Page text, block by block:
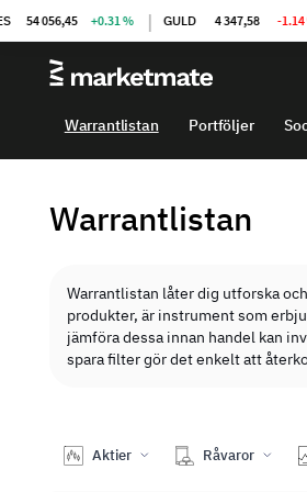
056,45 +0.31 % | GULD 4 347,58 -1.14 %
Warrantlistan Portföljer
Warrantlistan
Warrantlistan låter dig utforska
produkter, är instrument som
jämföra dessa innan handel kan
spara filter gör det enkelt att
Aktier Råvaror